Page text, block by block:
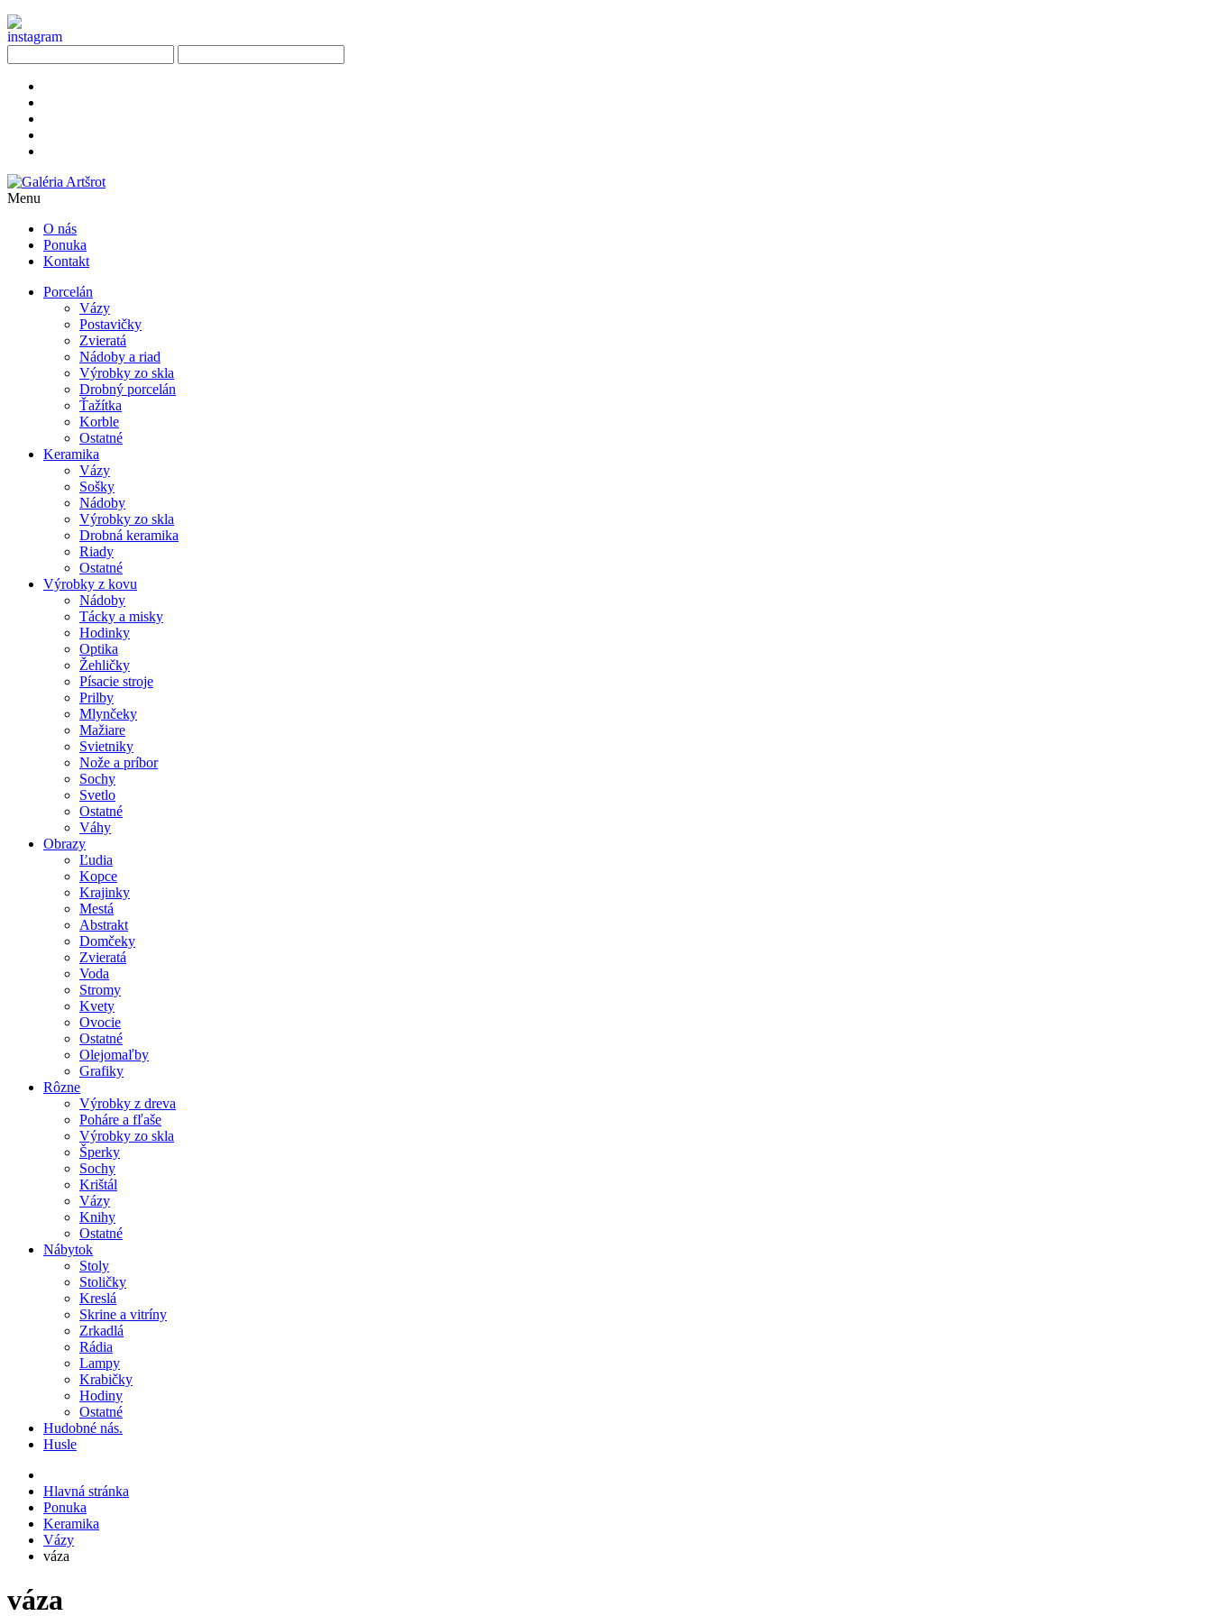
Menu
O nás
Ponuka
Kontakt
Porcelán
Vázy
Postavičky
Zvieratá
Nádoby a riad
Výrobky zo skla
Drobný porcelán
Ťažítka
Korble
Ostatné
Keramika
Vázy
Sošky
Nádoby
Výrobky zo skla
Drobná keramika
Riady
Ostatné
Výrobky z kovu
Nádoby
Tácky a misky
Hodinky
Optika
Žehličky
Písacie stroje
Prilby
Mlynčeky
Mažiare
Svietniky
Nože a príbor
Sochy
Svetlo
Ostatné
Váhy
Obrazy
Ľudia
Kopce
Krajinky
Mestá
Abstrakt
Domčeky
Zvieratá
Voda
Stromy
Kvety
Ovocie
Ostatné
Olejomaľby
Grafiky
Rôzne
Výrobky z dreva
Poháre a fľaše
Výrobky zo skla
Šperky
Sochy
Krištál
Vázy
Knihy
Ostatné
Nábytok
Stoly
Stoličky
Kreslá
Skrine a vitríny
Zrkadlá
Rádia
Lampy
Krabičky
Hodiny
Ostatné
Hudobné nás.
Husle
Hlavná stránka
Ponuka
Keramika
Vázy
váza
váza